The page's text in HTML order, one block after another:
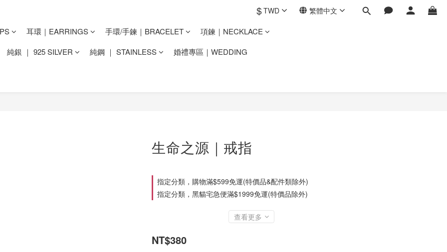
$TWD 繁體中文
耳環｜EARRINGS 手環/手鍊｜BRACELET
項鍊｜NECKLACE
純銀 ｜ 925 SILVER
純鋼 ｜ STAINLESS 婚禮專區｜WEDDING
生命之源｜戒指
指定分類，購物滿$599免運(特價品&配件類除外)
指定分類，黑貓宅急便滿$1999免運(特價品除外)
查看更多
NT$380